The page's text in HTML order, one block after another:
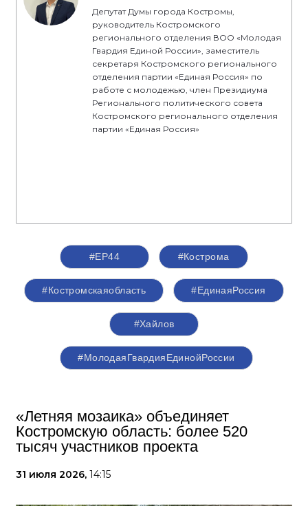
Депутат Думы города Костромы,
руководитель Костромского
регионального отделения ВОО «Молодая
Гвардия Единой России», заместитель
секретаря Костромского регионального
отделения партии «Единая Россия» по
работе с молодежью, член Президиума
Регионального политического совета
Костромского регионального отделения
партии «Единая Россия»
#ЕР44 #Кострома
#Костромскаяобласть #‎ЕдинаяРоссия
#Хайлов
#МолодаяГвардияЕдинойРоссии
«Летняя мозаика» объединяет
Костромскую область: более 520
тысяч участников проекта
31 июля 2026, 14:15